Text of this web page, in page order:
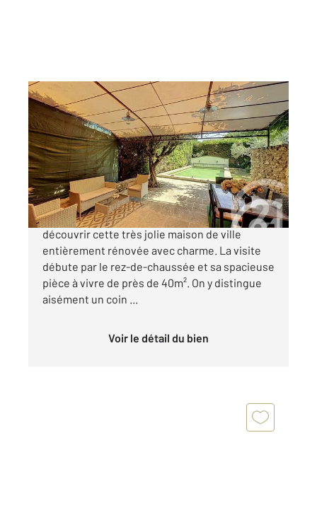
CAVAILLON 84
98 m2, 4 pièces
Ref : 3880
Maison à vendre
309 500 €
CAVAILLON - A deux pas du centre-ville, venez
découvrir cette très jolie maison de ville
entièrement rénovée avec charme. La visite
débute par le rez-de-chaussée et sa spacieuse
pièce à vivre de près de 40m². On y distingue
aisément un coin ...
Voir le détail du bien